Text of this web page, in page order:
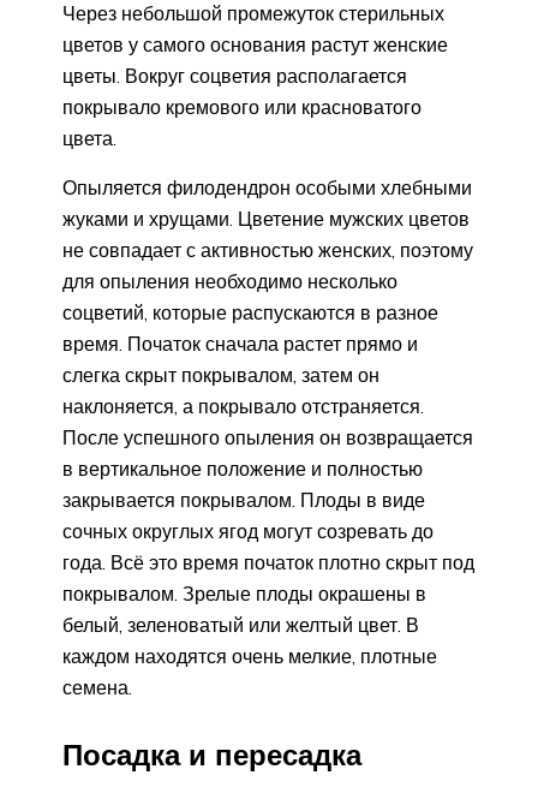
Через небольшой промежуток стерильных
цветов у самого основания растут женские
цветы. Вокруг соцветия располагается
покрывало кремового или красноватого
цвета.
Опыляется филодендрон особыми хлебными
жуками и хрущами. Цветение мужских цветов
не совпадает с активностью женских, поэтому
для опыления необходимо несколько
соцветий, которые распускаются в разное
время. Початок сначала растет прямо и
слегка скрыт покрывалом, затем он
наклоняется, а покрывало отстраняется.
После успешного опыления он возвращается
в вертикальное положение и полностью
закрывается покрывалом. Плоды в виде
сочных округлых ягод могут созревать до
года. Всё это время початок плотно скрыт под
покрывалом. Зрелые плоды окрашены в
белый, зеленоватый или желтый цвет. В
каждом находятся очень мелкие, плотные
семена.
Посадка и пересадка